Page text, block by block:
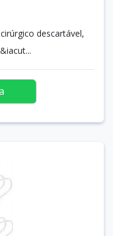
descartável,